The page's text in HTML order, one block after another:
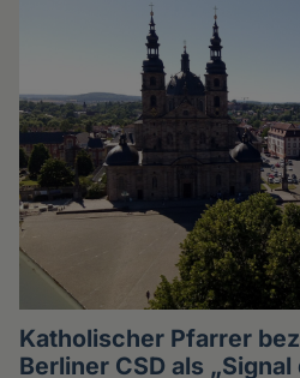
Katholischer Pfarrer
Berliner CSD als